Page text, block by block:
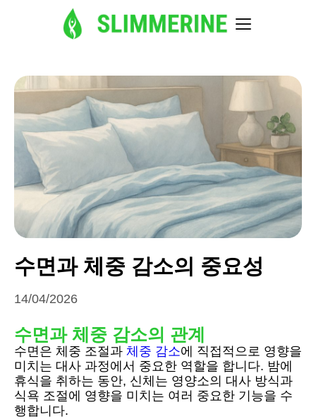
수면과 체중 감소의 중요성
14/04/2026
수면과 체중 감소의 관계
수면은 체중 조절과 체중 감소에 직접적으로 영향을
미치는 대사 과정에서 중요한 역할을 합니다. 밤에
휴식을 취하는 동안, 신체는 영양소의 대사 방식과
식욕 조절에 영향을 미치는 여러 중요한 기능을 수
행합니다.